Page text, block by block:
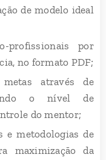
de modelo ideal
profissionais por
no formato PDF;
através de
o nível de
do mentor;
e metodologias de
maximização da